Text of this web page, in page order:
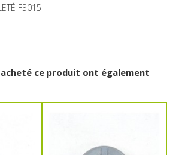
F3015
ce produit ont également